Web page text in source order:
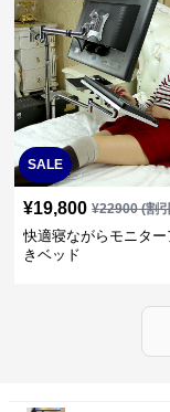
SALE
¥19,800 ¥22900(割
快適寝ながらモニタ
きベッド